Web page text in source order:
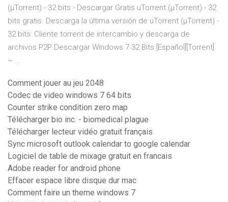
(µTorrent) - 32 bits - Descargar Gratis uTorrent (µTorrent) - 32
bits gratis. Descarga la última versión de uTorrent (µTorrent) -
32 bits: Cliente torrent de intercambio y descarga de
archivos P2P Descargar Windows 7 32 Bits [Español][Torrent]
~ …
Comment jouer au jeu 2048
Codec de video windows 7 64 bits
Counter strike condition zero map
Télécharger bio inc. - biomedical plague
Télécharger lecteur vidéo gratuit français
Sync microsoft outlook calendar to google calendar
Logiciel de table de mixage gratuit en francais
Adobe reader for android phone
Effacer espace libre disque dur mac
Comment faire un theme windows 7